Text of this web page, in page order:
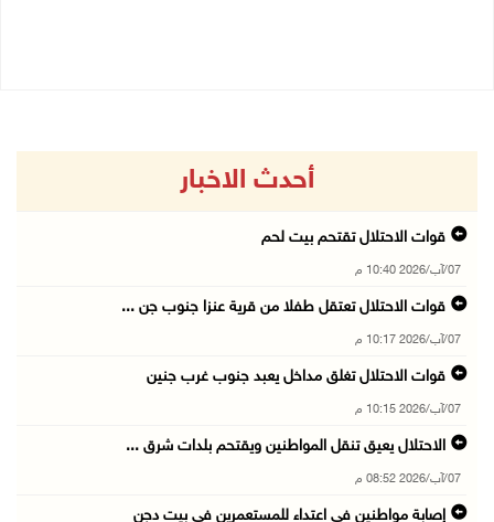
أحدث الاخبار
قوات الاحتلال تقتحم بيت لحم
07/آب/2026 10:40 م
قوات الاحتلال تعتقل طفلا من قرية عنزا جنوب جن ...
07/آب/2026 10:17 م
قوات الاحتلال تغلق مداخل يعبد جنوب غرب جنين
07/آب/2026 10:15 م
الاحتلال يعيق تنقل المواطنين ويقتحم بلدات شرق ...
07/آب/2026 08:52 م
إصابة مواطنين في اعتداء للمستعمرين في بيت دجن